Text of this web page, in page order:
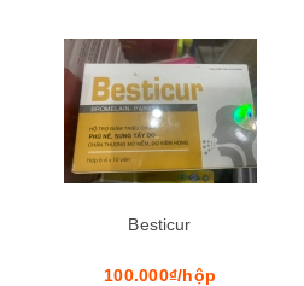
Besticur
100.000₫/hộp